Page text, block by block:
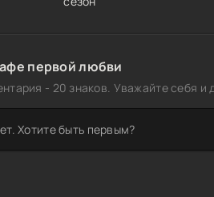
первой любви
- 20 знаков. Уважайте себя и
Хотите быть первым?